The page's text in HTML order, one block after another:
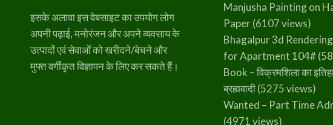
इसके अलावा इस वेबसाइट का उपयोग लोग
अपनी पढ़ाई, मनोरंजन और अपने व्यवसाय के
उत्पादों एवं सेवाओं को खरीदने/बेचने और
मुफ्त वर्गीकृत विज्ञापन के लिए कर सकते हैं।
Manjusha Painting on
Paper(6107 views)
Bhagalpur 3d
for Apartment 104#
Book – विक्रमशिला का
ब्रह्मवादी(5275 views)
Wanted – Part Time
(4971 views)